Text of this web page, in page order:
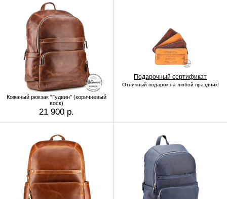
Кожаный рюкзак "Гудвин" (коричневый
воск)
21 900 р.
Подарочный сертификат
Отличный подарок на любой праздник!